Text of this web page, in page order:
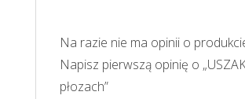
Na razie nie ma opinii o
Napisz pierwszą opinię o
płozach”